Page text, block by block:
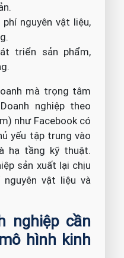
phí nguyên vật liệu,
triển sản phẩm,
mà trọng tâm
nghiệp theo
như Facebook có
yếu tập trung vào
hạ tầng kỹ thuật.
sản xuất lại chịu
vật liệu và
nghiệp cần
hình kinh